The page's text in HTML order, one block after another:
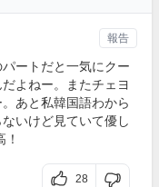
ートだと一気にクー
よねー。またチェヨ
あと私韓国語わから
いけど見ていて優し
28
報告